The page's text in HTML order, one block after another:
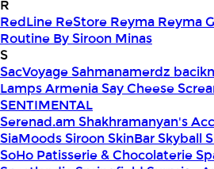
R
RedLine ReStore Reyma Reyma
Routine By Siroon Minas
S
SacVoyageSahmanamerdz
Lamps ArmeniaSay Cheese
SENTIMENTAL
Serenad.am Shakhramanyan's
SiaMoodsSiroon SkinBarSkyball
SoHo Patisserie & Chocolaterie